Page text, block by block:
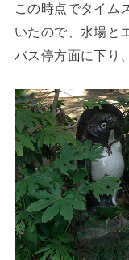
この時点でタイム
いたので、水場と
バス停方面に下り